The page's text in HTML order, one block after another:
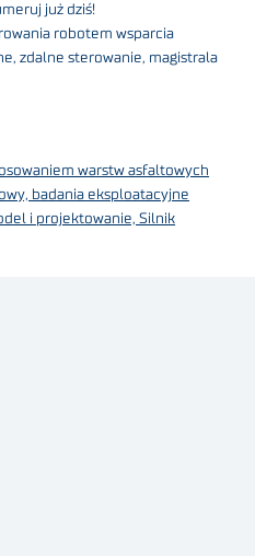
już dziś!
robotem wsparcia
zdalne sterowanie, magistrala
warstw asfaltowych
badania eksploatacyjne
i projektowanie, Silnik